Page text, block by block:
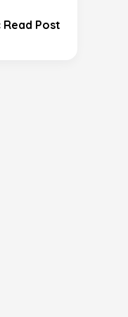
Read Post »